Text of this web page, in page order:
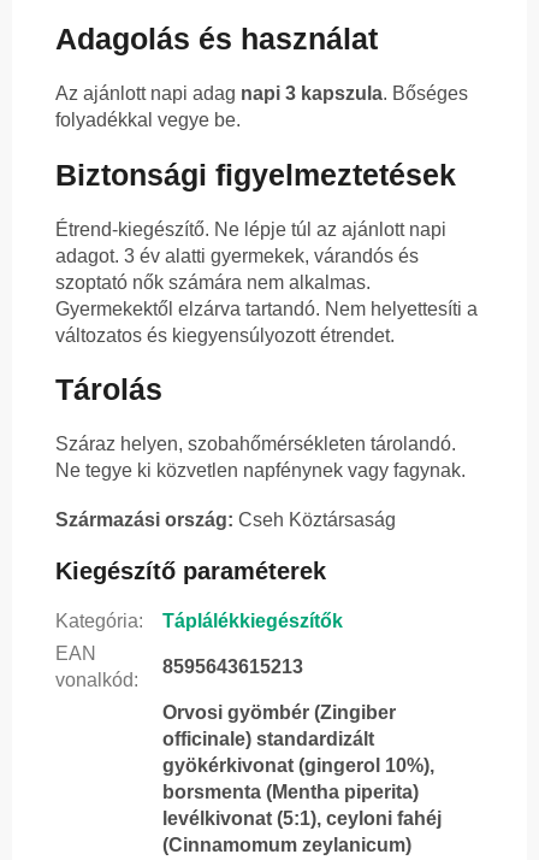
Adagolás és használat
Az ajánlott napi adag napi 3 kapszula. Bőséges
folyadékkal vegye be.
Biztonsági figyelmeztetések
Étrend-kiegészítő. Ne lépje túl az ajánlott napi
adagot. 3 év alatti gyermekek, várandós és
szoptató nők számára nem alkalmas.
Gyermekektől elzárva tartandó. Nem helyettesíti a
változatos és kiegyensúlyozott étrendet.
Tárolás
Száraz helyen, szobahőmérsékleten tárolandó.
Ne tegye ki közvetlen napfénynek vagy fagynak.
Származási ország: Cseh Köztársaság
Kiegészítő paraméterek
Kategória:
Táplálékkiegészítők
EAN
vonalkód:
8595643615213
Orvosi gyömbér (Zingiber
officinale) standardizált
gyökérkivonat (gingerol 10%),
borsmenta (Mentha piperita)
levélkivonat (5:1), ceyloni fahéj
(Cinnamomum zeylanicum)